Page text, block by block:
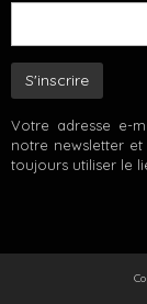
Votre adresse e-
notre newsletter
toujours utiliser le